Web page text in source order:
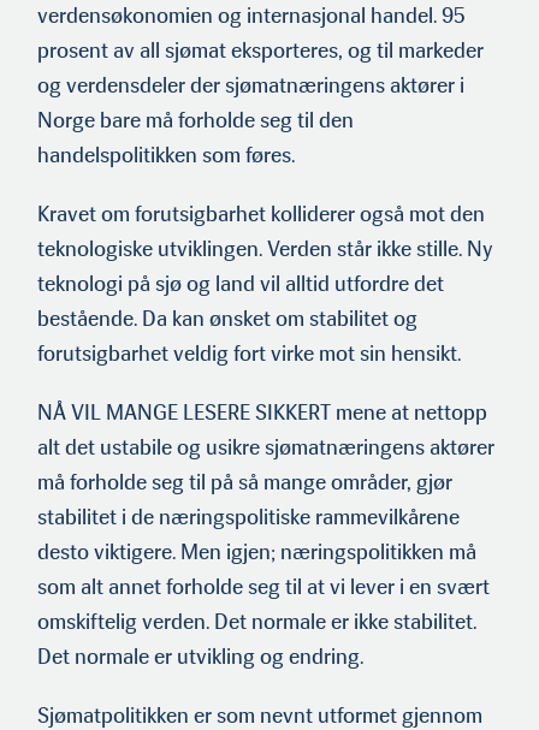
verdensøkonomien og internasjonal handel. 95
prosent av all sjømat eksporteres, og til markeder
og verdensdeler der sjømatnæringens aktører i
Norge bare må forholde seg til den
handelspolitikken som føres.
Kravet om forutsigbarhet kolliderer også mot den
teknologiske utviklingen. Verden står ikke stille. Ny
teknologi på sjø og land vil alltid utfordre det
bestående. Da kan ønsket om stabilitet og
forutsigbarhet veldig fort virke mot sin hensikt.
NÅ VIL MANGE LESERE SIKKERT mene at nettopp
alt det ustabile og usikre sjømatnæringens aktører
må forholde seg til på så mange områder, gjør
stabilitet i de næringspolitiske rammevilkårene
desto viktigere. Men igjen; næringspolitikken må
som alt annet forholde seg til at vi lever i en svært
omskiftelig verden. Det normale er ikke stabilitet.
Det normale er utvikling og endring.
Sjømatpolitikken er som nevnt utformet gjennom